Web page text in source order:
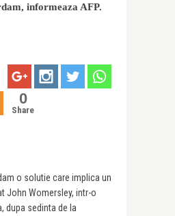
informeaza AFP.
0
Share
o solutie care implica un
John Womersley, intr-o
dupa sedinta de la